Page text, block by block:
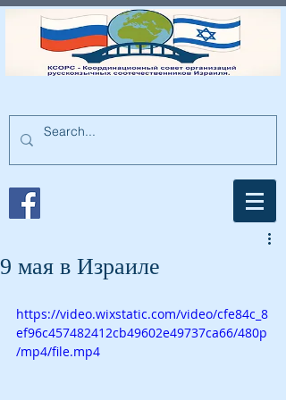
9 мая в Израиле
https://video.wixstatic.com/video/cfe84c_8
ef96c457482412cb49602e49737ca66/480p
/mp4/file.mp4